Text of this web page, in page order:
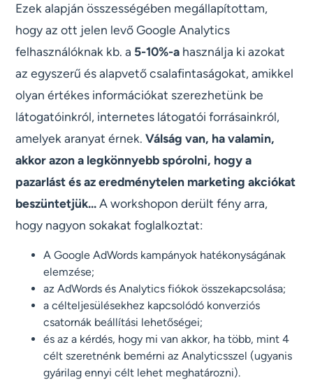
Ezek alapján összességében megállapítottam,
hogy az ott jelen levő Google Analytics
felhasználóknak kb. a 5-10%-a használja ki azokat
az egyszerű és alapvető csalafintaságokat, amikkel
olyan értékes információkat szerezhetünk be
látogatóinkról, internetes látogatói forrásainkról,
amelyek aranyat érnek.Válság van, ha valamin,
akkor azon a legkönnyebb spórolni, hogy a
pazarlást és az eredménytelen marketing akciókat
beszüntetjük...A workshopon derült fény arra,
hogy nagyon sokakat foglalkoztat:
A Google AdWords kampányok hatékonyságának
elemzése;
az AdWords és Analytics fiókok összekapcsolása;
a célteljesülésekhez kapcsolódó konverziós
csatornák beállítási lehetőségei;
és az a kérdés, hogy mi van akkor, ha több, mint 4
célt szeretnénk bemérni az Analyticsszel (ugyanis
gyárilag ennyi célt lehet meghatározni).